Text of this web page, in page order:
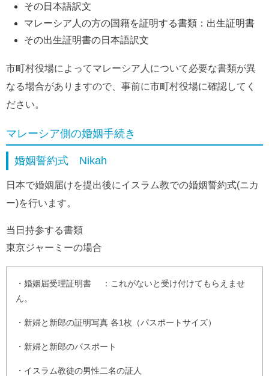
その日本語訳文
マレーシア人の方の国籍を証明する書類：出生証明書
その出生証明書の日本語訳文
市町村役場によってマレーシア人について必要な書類が異
なる場合がありますので、事前に市町村役場に確認してく
ださい。
マレーシア側の婚姻手続き
婚姻誓約式 Nikah
日本で婚姻届けを提出後にイスラム教での婚姻誓約式(ニカ
ー)を行います。
当日持参する書類
東京ジャーミーの場合
・婚姻届受理証明書 ：これがないと受け付けてもらえませ
ん。
・新婦と新郎の証明写真 各1枚（パスポートサイズ）
・新婦と新郎のパスポート
・イスラム教徒の男性二名の証人